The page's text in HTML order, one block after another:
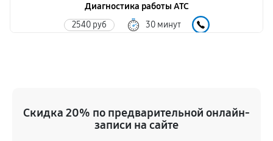
Диагностика работы АТС
2540 руб 30 минут
3190 руб 30 минут
Скидка 20% по предварительной онлайн-
записи на сайте